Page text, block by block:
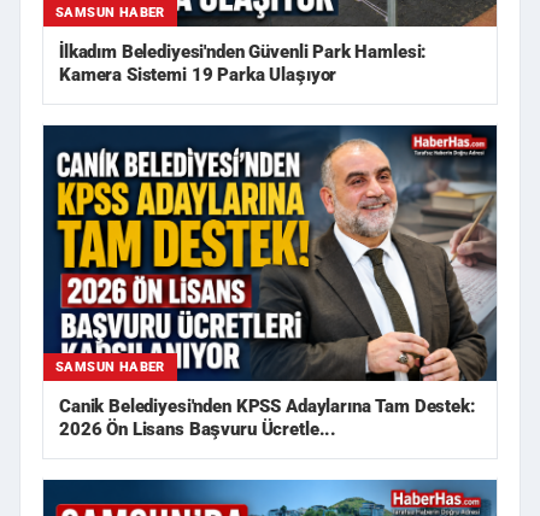
SAMSUN HABER
İlkadım Belediyesi'nden Güvenli Park Hamlesi:
Kamera Sistemi 19 Parka Ulaşıyor
SAMSUN HABER
Canik Belediyesi'nden KPSS Adaylarına Tam Destek:
2026 Ön Lisans Başvuru Ücretle...